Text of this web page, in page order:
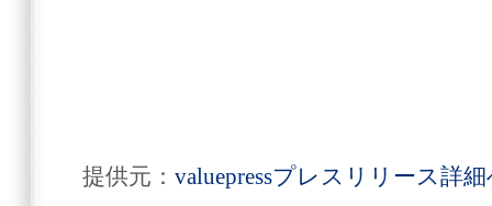
提供元： valuepressプレスリリース詳